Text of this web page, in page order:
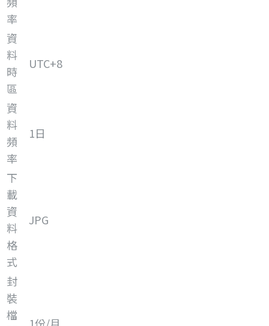
率
資
料
時
區
UTC+8
資
料
頻
率
1日
下
載
資
料
格
式
JPG
封
裝
檔